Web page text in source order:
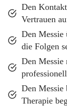
Den
Vertrauen
Den Messie
die Folgen
Den Messie
Den Messie
Therapie